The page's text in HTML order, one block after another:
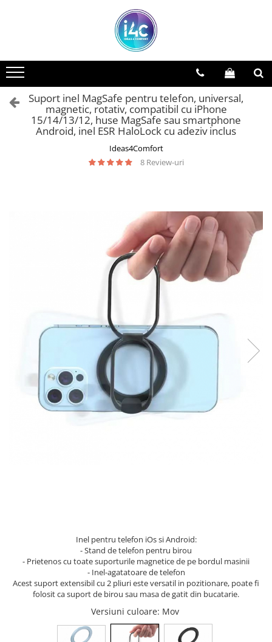
Suport inel MagSafe pentru telefon, universal,
magnetic, rotativ, compatibil cu iPhone
15/14/13/12, huse MagSafe sau smartphone
Android, inel ESR HaloLock cu adeziv inclus
Ideas4Comfort
8 Review-uri
Inel pentru telefon iOs si Android:
- Stand de telefon pentru birou
- Prietenos cu toate suporturile magnetice de pe bordul masinii
- Inel-agatatoare de telefon
Acest suport extensibil cu 2 pliuri este versatil in pozitionare, poate fi
folosit ca suport de birou sau masa de gatit din bucatarie.
Versiuni culoare: Mov